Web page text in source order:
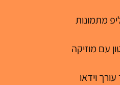
מתמונות
עם מוזיקה
וידאו